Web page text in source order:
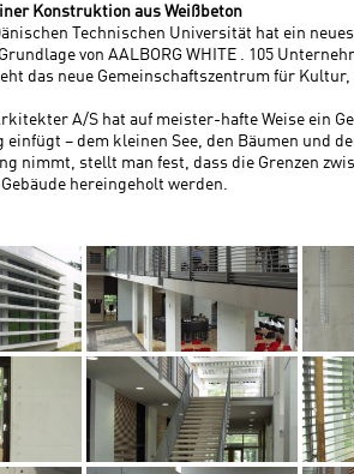
Konstruktion aus Weißbeton
Technischen Universität hat ein
von AALBORG WHITE . 105
das neue Gemeinschaftszentrum für Kultur,
A/S hat auf meister-hafte Weise ein
– dem kleinen See, den Bäumen und
nimmt, stellt man fest, dass die Grenzen
hereingeholt werden.